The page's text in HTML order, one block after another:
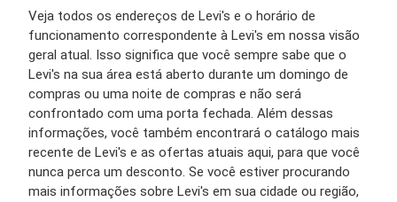
Veja todos os endereços de Levi's e o horário de
funcionamento correspondente à Levi's em nossa visão
geral atual. Isso significa que você sempre sabe que o
Levi's na sua área está aberto durante um domingo de
compras ou uma noite de compras e não será
confrontado com uma porta fechada. Além dessas
informações, você também encontrará o catálogo mais
recente de Levi's e as ofertas atuais aqui, para que você
nunca perca um desconto. Se você estiver procurando
mais informações sobre Levi's em sua cidade ou região,